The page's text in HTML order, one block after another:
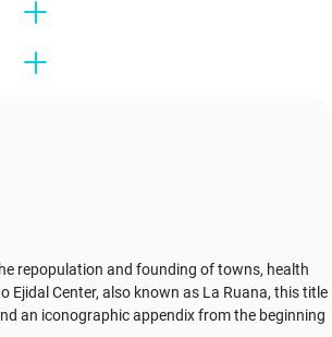
repopulation and founding of towns, health
Center, also known as La Ruana, this title
an iconographic appendix from the beginning